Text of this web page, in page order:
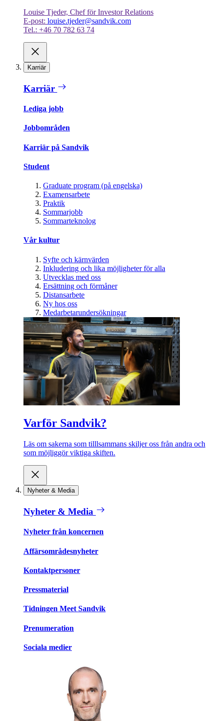
Louise Tjeder, Chef för Investor Relations
E-post: louise.tjeder@sandvik.com
Tel.: +46 70 782 63 74
Karriär
Karriär
Lediga jobb
Jobbområden
Karriär på Sandvik
Student
Graduate program (på engelska)
Examensarbete
Praktik
Sommarjobb
Sommarteknolog
Vår kultur
Syfte och kärnvärden
Inkludering och lika möjligheter för alla
Utvecklas med oss
Ersättning och förmåner
Distansarbete
Ny hos oss
Medarbetarundersökningar
Varför Sandvik?
Läs om sakerna som tilllsammans skiljer oss från andra och
som möjliggör viktiga skiften.
Nyheter & Media
Nyheter & Media
Nyheter från koncernen
Affärsområdesnyheter
Kontaktpersoner
Pressmaterial
Tidningen Meet Sandvik
Prenumeration
Sociala medier